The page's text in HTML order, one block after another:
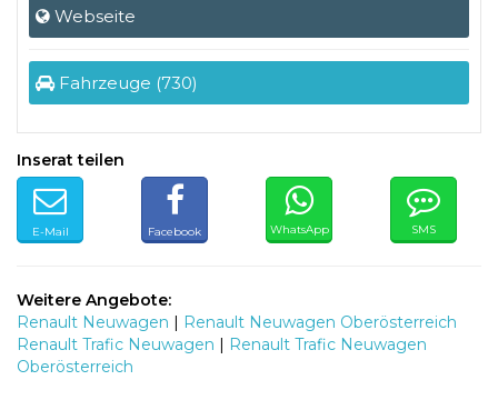
Webseite
Fahrzeuge (730)
Inserat teilen
E-Mail Facebook WhatsApp SMS
Weitere Angebote:
Renault Neuwagen | Renault Neuwagen Oberösterreich
Renault Trafic Neuwagen | Renault Trafic Neuwagen
Oberösterreich